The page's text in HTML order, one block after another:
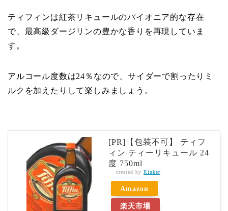
ティフィンは紅茶リキュールのパイオニア的な存在
で、最高級ダージリンの豊かな香りを再現していま
す。
アルコール度数は24％なので、サイダーで割ったりミ
ルクを加えたりして楽しみましょう。
[PR]【包装不可】 ティフ
ィン ティーリキュール 24
度 750ml
created by Rinker
Amazon
楽天市場